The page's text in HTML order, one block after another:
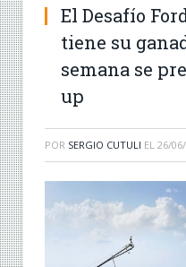
El Desafío
tiene su
semana se
up
POR SERGIO CUTULI EL 26/